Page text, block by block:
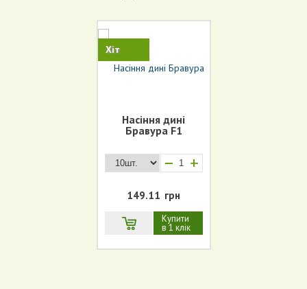
Хіт
Насіння дині
Бравура F1
+
149.11 грн
Купити
в 1 клік